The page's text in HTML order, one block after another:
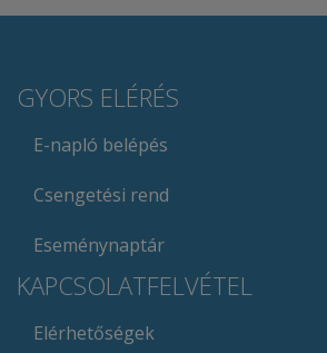
GYORS ELÉRÉS
E-napló belépés
Csengetési rend
Eseménynaptár
KAPCSOLATFELVÉTEL
Elérhetőségek